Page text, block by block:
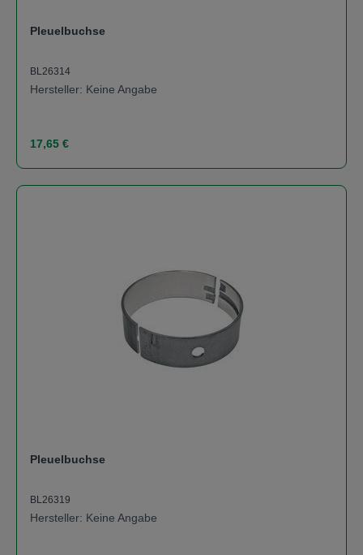
Pleuelbuchse
BL26314
Hersteller: Keine Angabe
Regulärer Preis:
17,65 €
Pleuelbuchse
BL26319
Hersteller: Keine Angabe